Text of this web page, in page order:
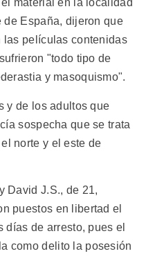
material en la localidad
de España, dijeron que
las películas contenidas
"todo tipo de
y masoquismo".
y de los adultos que
sospecha que se trata
norte y el este de
David J.S., de 21,
puestos en libertad el
días de arresto, pues el
como delito la posesión